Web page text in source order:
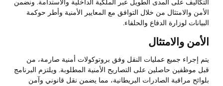
التكاليف على المدى الطويل عبر الملكية الداخلية والاستدامة. ونضمن
الأمن والامتثال من خلال التوافق مع المعايير الأمنية وأطر حوكمة
البيانات لوزارة الدفاع والحلفاء.
الأمن والامتثال
يتم إجراء جميع عمليات النقل وفق بروتوكولات أمنية صارمة، من
قبل موظفين حاصلين على التصاريح الأمنية المطلوبة. ويلتزم البرنامج
بلوائح مراقبة الصادرات البريطانية، مما يضمن نقل قانوني وآمن